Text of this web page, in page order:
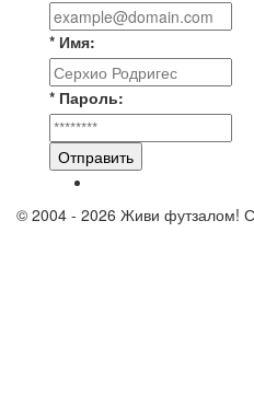
* Имя:
* Пароль:
Отправить
© 2004 - 2026 Живи футзалом!